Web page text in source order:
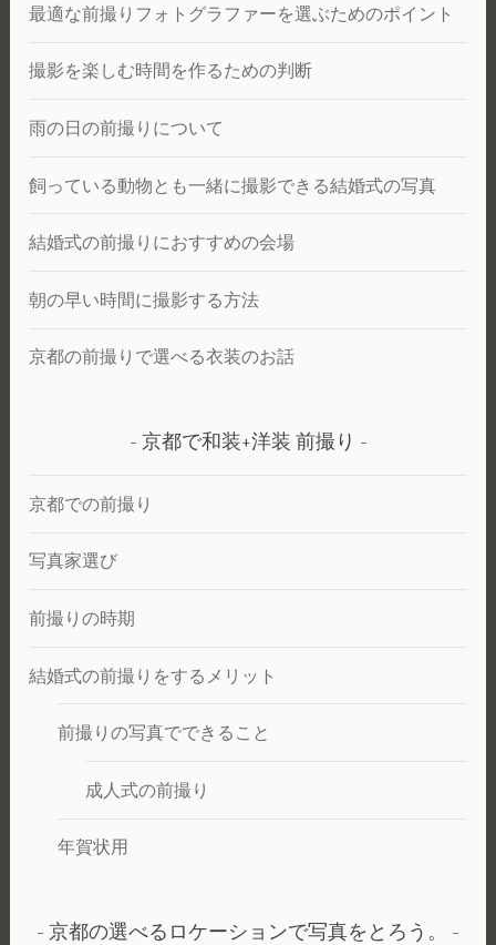
最適な前撮りフォトグラファーを選ぶためのポイント
撮影を楽しむ時間を作るための判断
雨の日の前撮りについて
飼っている動物とも一緒に撮影できる結婚式の写真
結婚式の前撮りにおすすめの会場
朝の早い時間に撮影する方法
京都の前撮りで選べる衣装のお話
京都で和装+洋装 前撮り
京都での前撮り
写真家選び
前撮りの時期
結婚式の前撮りをするメリット
前撮りの写真でできること
成人式の前撮り
年賀状用
京都の選べるロケーションで写真をとろう。